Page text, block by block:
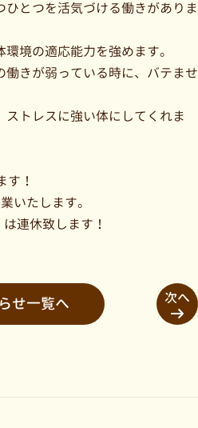
とつを活気づける働きがありま
境の適応能力を強めます。
きが弱っている時に、バテませ
トレスに強い体にしてくれま
す！
いたします。
連休致します！
せ一覧へ 次へ